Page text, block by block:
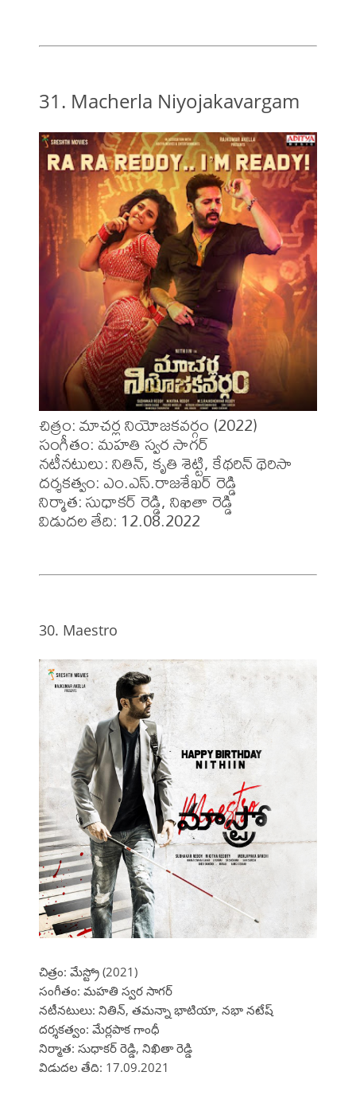
31. Macherla Niyojakavargam
చిత్రం: మాచర్ల నియోజకవర్గం (2022)
సంగీతం: మహతి స్వర సాగర్
నటీనటులు: నితిన్, కృతి శెట్టి, కేథరిన్ థెరిసా
దర్శకత్వం: ఎం.ఎస్.రాజశేఖర్ రెడ్డి
నిర్మాత: సుధాకర్ రెడ్డి, నిఖితా రెడ్డి
విడుదల తేది: 12.08.2022
30. Maestro
చిత్రం: మేస్ట్రో (2021)
సంగీతం: మహతి స్వర సాగర్
నటీనటులు: నితిన్, తమన్నా భాటియా, నభా నటేష్
దర్శకత్వం: మేర్లపాక గాంధీ
నిర్మాత: సుధాకర్ రెడ్డి, నిఖితా రెడ్డి
విడుదల తేది: 17.09.2021